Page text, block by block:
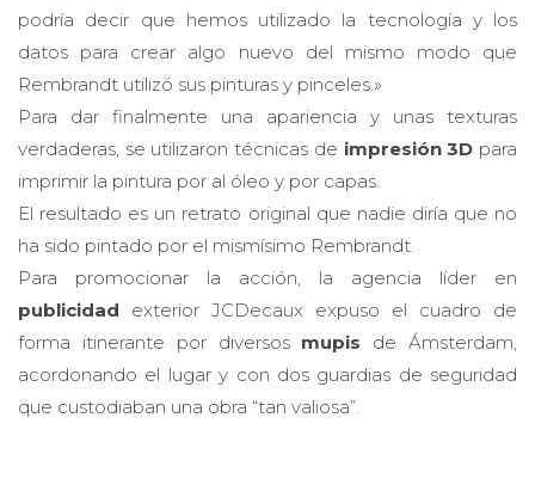
podría decir que hemos utilizado la tecnología y los
datos para crear algo nuevo del mismo modo que
Rembrandt utilizó sus pinturas y pinceles.»
Para dar finalmente una apariencia y unas texturas
verdaderas, se utilizaron técnicas de impresión 3D para
imprimir la pintura por al óleo y por capas.
El resultado es un retrato original que nadie diría que no
ha sido pintado por el mismísimo Rembrandt.
Para promocionar la acción, la agencia líder en
publicidad exterior JCDecaux expuso el cuadro de
forma itinerante por diversosmupis de Ámsterdam,
acordonando el lugar y con dos guardias de seguridad
que custodiaban una obra “tan valiosa”.